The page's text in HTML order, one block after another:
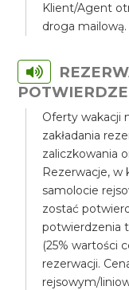
Klient/Agent
droga mailową.
Oferty wakacji
zakładania
zaliczkowania
Rezerwacje,
samolocie
zostać
potwierdzenia
(25% wartości
rezerwacji.
rejsowym/